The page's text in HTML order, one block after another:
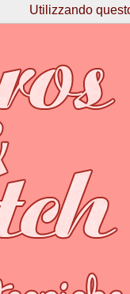
Utilizzando